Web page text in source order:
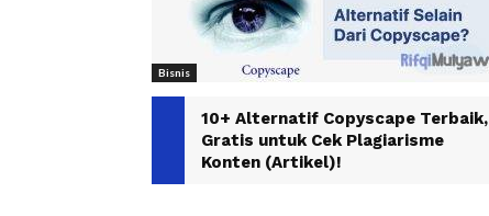
Bisnis
10+ Alternatif Copyscape Terbaik,
Gratis untuk Cek Plagiarisme
Konten (Artikel)!